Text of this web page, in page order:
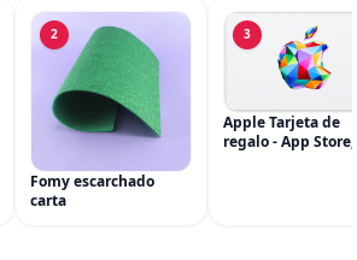
2
Fomy escarchado
carta
3
Apple Tarjeta de
regalo - App Store,